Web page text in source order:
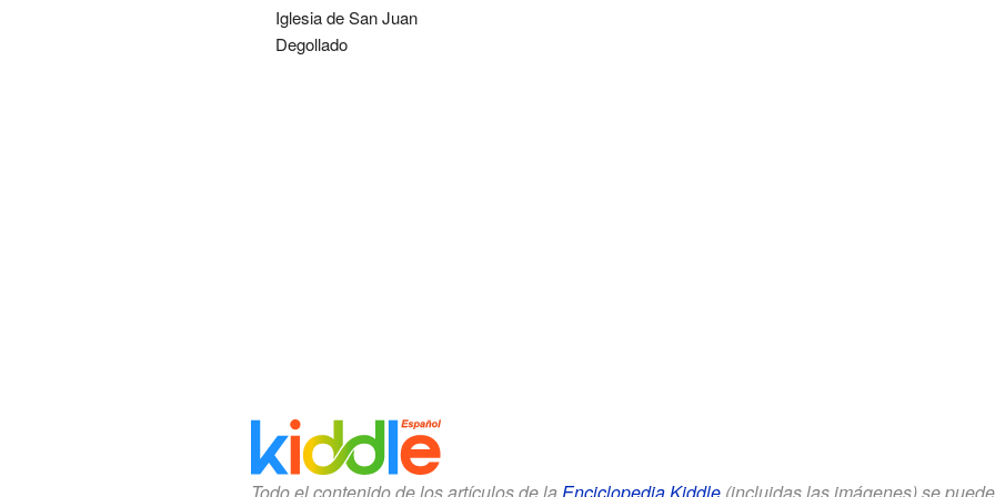
Iglesia de San Juan
Degollado
Todo el contenido de los artículos de la Enciclopedia Kiddle(incluidas las imágenes) se